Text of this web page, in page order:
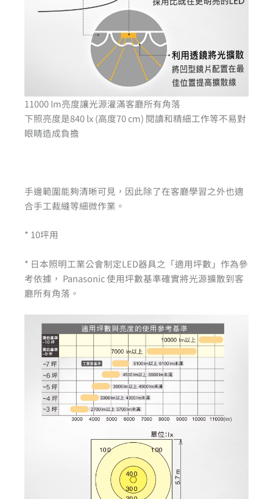
11000 Im亮度讓光源灌滿客廳所有角落
下照亮度是840 lx (高度70 cm) 閱讀和精細工作等不易對
眼睛造成負擔
手邊範圍能夠清晰可見，因此除了在客廳學習之外也適
合手工裁縫等細微作業。
* 10坪用
* 日本照明工業公會制定LED器具之「適用坪數」作為參
考依據， Panasonic 使用坪數基準確實將光源擴散到客
廳所有角落。